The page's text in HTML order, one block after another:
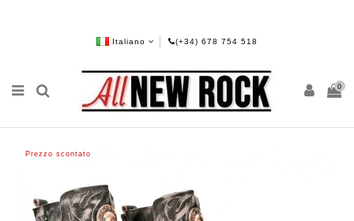
Italiano (+34) 678 754 518
0
Prezzo scontato